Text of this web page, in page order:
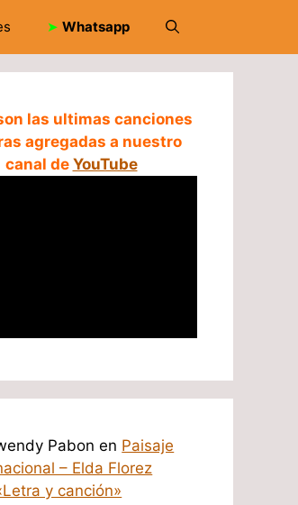
➤ Whatsapp
las ultimas canciones
agregadas a nuestro
canal de YouTube
Pabon en Paisaje
– Elda Florez
y canción»